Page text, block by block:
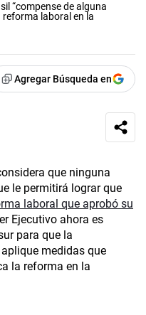
“compense de alguna
laboral en la
Agregar Búsqueda en
que ninguna
le permitirá lograr que
laboral que aprobó su
Ejecutivo ahora es
para que la
medidas que
la reforma en la